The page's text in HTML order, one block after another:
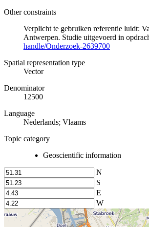
Other constraints
Verplicht te gebruiken referentie luidt:
Antwerpen. Studie uitgevoerd in
handle/Onderzoek-2639700
Spatial representation type
Vector
Denominator
12500
Language
Nederlands; Vlaams
Topic category
Geoscientific information
N
S
E
W